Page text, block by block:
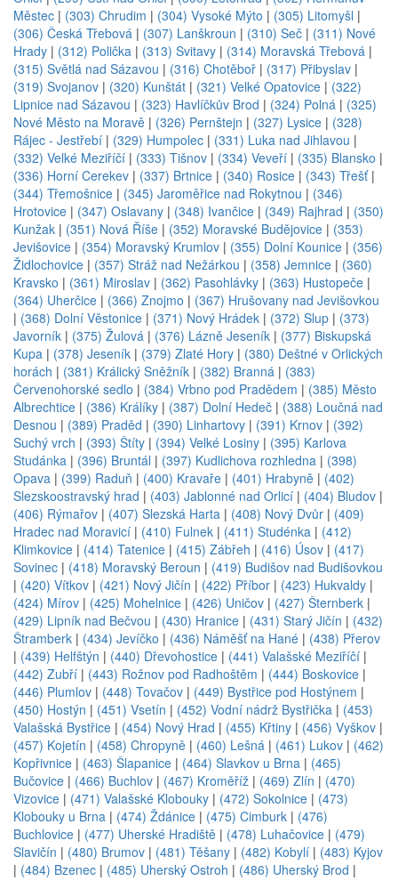
Městec | (303) Chrudim | (304) Vysoké Mýto | (305) Litomyšl |
(306) Česká Třebová | (307) Lanškroun | (310) Seč | (311) Nové
Hrady | (312) Polička | (313) Svitavy | (314) Moravská Třebová |
(315) Světlá nad Sázavou | (316) Chotěboř | (317) Přibyslav |
(319) Svojanov | (320) Kunštát | (321) Velké Opatovice | (322)
Lipnice nad Sázavou | (323) Havlíčkův Brod | (324) Polná | (325)
Nové Město na Moravě | (326) Pernštejn | (327) Lysice | (328)
Rájec - Jestřebí | (329) Humpolec | (331) Luka nad Jihlavou |
(332) Velké Meziříčí | (333) Tišnov | (334) Veveří | (335) Blansko |
(336) Horní Cerekev | (337) Brtnice | (340) Rosice | (343) Třešť|
(344) Třemošnice | (345) Jaroměřice nad Rokytnou | (346)
Hrotovice | (347) Oslavany | (348) Ivančice | (349) Rajhrad | (350)
Kunžak | (351) Nová Říše | (352) Moravské Budějovice | (353)
Jevišovice | (354) Moravský Krumlov | (355) Dolní Kounice | (356)
Židlochovice | (357) Stráž nad Nežárkou | (358) Jemnice | (360)
Kravsko | (361) Miroslav | (362) Pasohlávky | (363) Hustopeče |
(364) Uherčice | (366) Znojmo | (367) Hrušovany nad Jevišovkou
| (368) Dolní Věstonice | (371) Nový Hrádek | (372) Slup | (373)
Javorník | (375) Žulová | (376) Lázně Jeseník | (377) Biskupská
Kupa | (378) Jeseník | (379) Zlaté Hory | (380) Deštné v Orlických
horách | (381) Králický Sněžník | (382) Branná | (383)
Červenohorské sedlo | (384) Vrbno pod Pradědem | (385) Město
Albrechtice | (386) Králíky | (387) Dolní Hedeč | (388) Loučná nad
Desnou | (389) Praděd | (390) Linhartovy | (391) Krnov | (392)
Suchý vrch | (393) Štíty | (394) Velké Losiny | (395) Karlova
Studánka | (396) Bruntál | (397) Kudlichova rozhledna | (398)
Opava | (399) Raduň | (400) Kravaře | (401) Hrabyně | (402)
Slezskoostravský hrad | (403) Jablonné nad Orlicí | (404) Bludov |
(406) Rýmařov | (407) Slezská Harta | (408) Nový Dvůr | (409)
Hradec nad Moravicí | (410) Fulnek | (411) Studénka | (412)
Klimkovice | (414) Tatenice | (415) Zábřeh | (416) Úsov | (417)
Sovinec | (418) Moravský Beroun | (419) Budišov nad Budišovkou
| (420) Vítkov | (421) Nový Jičín | (422) Příbor | (423) Hukvaldy |
(424) Mírov | (425) Mohelnice | (426) Uničov | (427) Šternberk |
(429) Lipník nad Bečvou | (430) Hranice | (431) Starý Jičín | (432)
Štramberk | (434) Jevíčko | (436) Náměšť na Hané | (438) Přerov
| (439) Helfštýn | (440) Dřevohostice | (441) Valašské Meziříčí |
(442) Zubří | (443) Rožnov pod Radhoštěm | (444) Boskovice |
(446) Plumlov | (448) Tovačov | (449) Bystřice pod Hostýnem |
(450) Hostýn | (451) Vsetín | (452) Vodní nádrž Bystřička | (453)
Valašská Bystřice | (454) Nový Hrad | (455) Křtiny | (456) Vyškov |
(457) Kojetín | (458) Chropyně | (460) Lešná | (461) Lukov | (462)
Kopřivnice | (463) Šlapanice | (464) Slavkov u Brna | (465)
Bučovice | (466) Buchlov | (467) Kroměříž | (469) Zlín | (470)
Vizovice | (471) Valašské Klobouky | (472) Sokolnice | (473)
Klobouky u Brna | (474) Ždánice | (475) Cimburk | (476)
Buchlovice | (477) Uherské Hradiště | (478) Luhačovice | (479)
Slavičín | (480) Brumov | (481) Těšany | (482) Kobylí | (483) Kyjov
| (484) Bzenec | (485) Uherský Ostroh | (486) Uherský Brod |